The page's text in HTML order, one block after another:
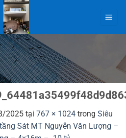
2025 tại 767 × 1024 trong Siêu
Sát MT Nguyễn Văn Lượng –